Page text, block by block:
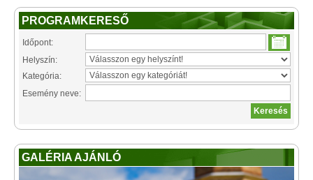
PROGRAMKERESŐ
Időpont:
Helyszín:
Kategória:
Esemény neve:
GALÉRIA AJÁNLÓ